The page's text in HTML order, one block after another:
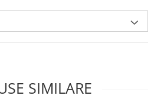
SIMILARE